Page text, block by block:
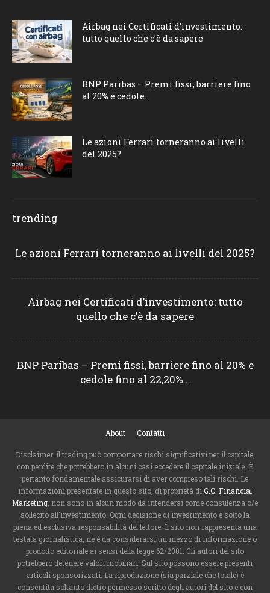
Airbag nei Certificati d’investimento:
tutto quello che c’è da sapere
BNP Paribas – Premi fissi, barriere fino
al 20% e cedole...
Le azioni Ferrari torneranno ai livelli
del 2025?
trending
Le azioni Ferrari torneranno ai livelli del 2025?
Airbag nei Certificati d’investimento: tutto
quello che c’è da sapere
BNP Paribas – Premi fissi, barriere fino al 20% e
cedole fino al 22,20%...
About Contatti
Disclaimer: il trading può comportare rischi significativi per il capitale,
con perdite che potrebbero in alcuni casi eccedere il capitale iniziale. È
pertanto fondamentale assicurarsi di aver compreso tali rischi. Le
informazioni presentate in questo sito, di proprietà di G.C. Financial
Marketing , non sono in alcun modo da intendersi come consulenza o/e
sollecito all'investimento. Ogni decisione di investimento è sotto la
piena ed esclusiva responsabilità del lettore. Il sito non rappresenta una
testata giornalistica, né è da considerarsi un mezzo di informazione o
prodotto editoriale ai sensi della legge 62/2001. Gli autori del sito
potrebbero detenere valori mobiliari. Sul sito possono essere presenti
articoli sponsorizzati. La riproduzione (sia parziale che totale) è
consentita soltanto dietro permesso scritto degli autori del sito e con